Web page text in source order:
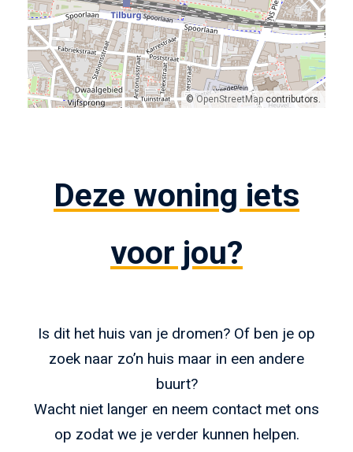
©OpenStreetMap contributors.
Deze woning iets
voor jou?
Is dit het huis van je dromen? Of ben je op
zoek naar zo’n huis maar in een andere
buurt?
Wacht niet langer en neem contact met ons
op zodat we je verder kunnen helpen.